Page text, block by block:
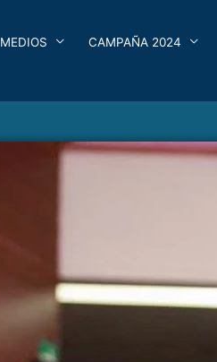
MEDIOS CAMPAÑA 2024